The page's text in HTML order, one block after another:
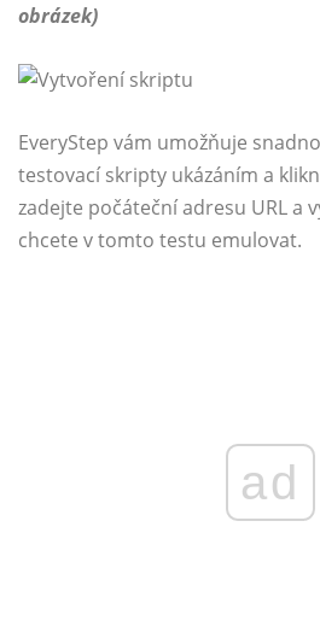
obrázek)
EveryStep vám umožňuje
testovací skripty ukázáním a
zadejte počáteční adresu URL a
chcete v tomto testu emulovat.
ad